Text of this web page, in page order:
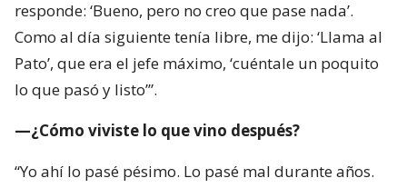
responde: ‘Bueno, pero no creo que pase nada’.
Como al día siguiente tenía libre, me dijo: ‘Llama al
Pato’, que era el jefe máximo, ‘cuéntale un poquito
lo que pasó y listo’”.
—¿Cómo viviste lo que vino después?
“Yo ahí lo pasé pésimo. Lo pasé mal durante años.